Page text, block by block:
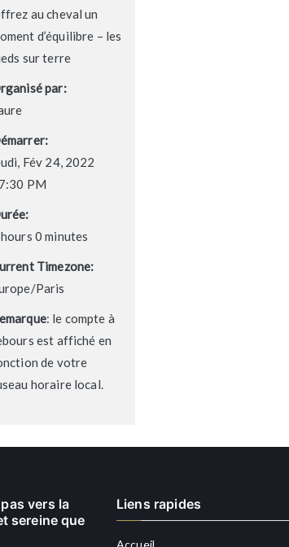
au cheval un
d’équilibre – les
sur terre
par:
Fév 24, 2022
PM
0 minutes
Timezone:
Paris
: le compte à
est affiché en
de votre
horaire local.
vers la
sereine que
Liens rapides
Accueil